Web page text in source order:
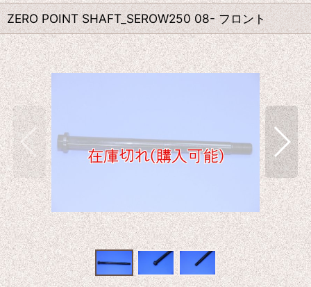
ZERO POINT SHAFT_SEROW250 08- フロント